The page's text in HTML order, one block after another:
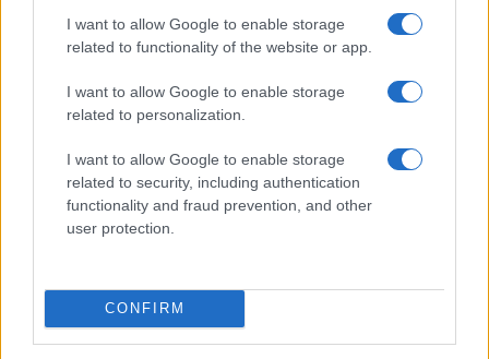
I want to allow Google to enable storage
related to functionality of the website or app.
I want to allow Google to enable storage
related to personalization.
I want to allow Google to enable storage
related to security, including authentication
functionality and fraud prevention, and other
user protection.
CONFIRM
leto
vročine, možne so nevihte
zlorabe plačilnih kartic s
skimmingom
Obvestila
Anton na Pohorju
pred 10 urami
⚡Izklop elektrike: 425. Nadzorništvo Vuzenica - Območje